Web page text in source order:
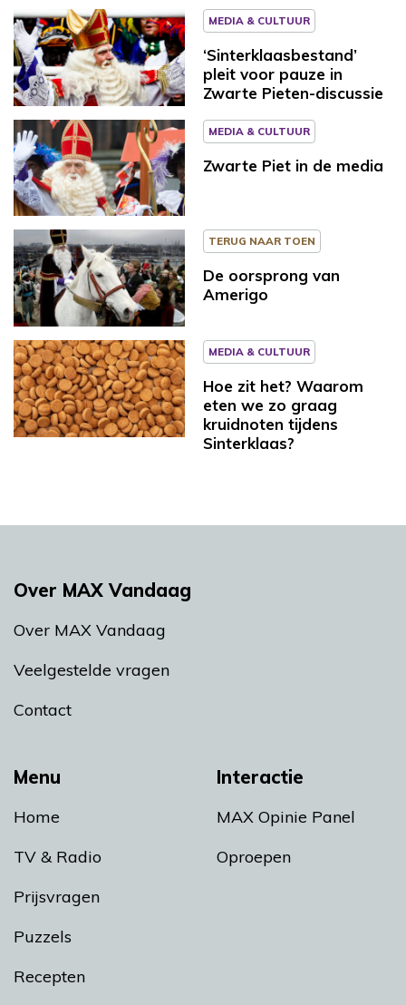
MEDIA & CULTUUR
‘Sinterklaasbestand’
pleit voor pauze in
Zwarte Pieten-discussie
MEDIA & CULTUUR
Zwarte Piet in de media
TERUG NAAR TOEN
De oorsprong van
Amerigo
MEDIA & CULTUUR
Hoe zit het? Waarom
eten we zo graag
kruidnoten tijdens
Sinterklaas?
Menu
Home
TV & Radio
Prijsvragen
Puzzels
Recepten
Interactie
MAX Opinie Panel
Oproepen
Over MAX Vandaag
Over MAX Vandaag
Veelgestelde vragen
Contact